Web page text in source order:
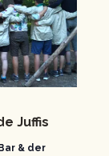
Juffis
& der